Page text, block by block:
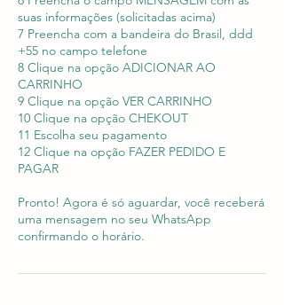
suas informações (solicitadas acima)
7 Preencha com a bandeira do Brasil, ddd
+55 no campo telefone
8 Clique na opção ADICIONAR AO
CARRINHO
9 Clique na opção VER CARRINHO
10 Clique na opção CHEKOUT
11 Escolha seu pagamento
12 Clique na opção FAZER PEDIDO E
PAGAR
Pronto! Agora é só aguardar, você receberá
uma mensagem no seu WhatsApp